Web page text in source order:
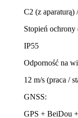
C2 (z
Stopień ochrony
IP55
Odporność na
12 m/s (praca /
GNSS:
GPS + BeiDou